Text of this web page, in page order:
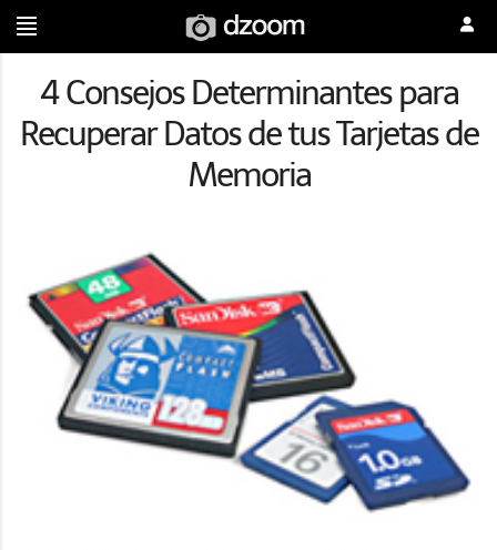
4 Consejos Determinantes para
Recuperar Datos de tus Tarjetas de
Memoria